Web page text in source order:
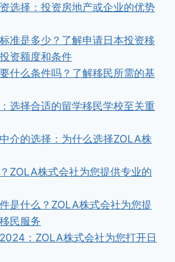
选择：投资房地产或企业的优势
准是多少？了解申请日本投资移
资额度和条件
什么条件吗？了解移民所需的基
选择合适的留学移民学校至关重
介的选择：为什么选择ZOLA株
ZOLA株式会社为您提供专业的
是什么？ZOLA株式会社为您提
民服务
：ZOLA株式会社为您打开日